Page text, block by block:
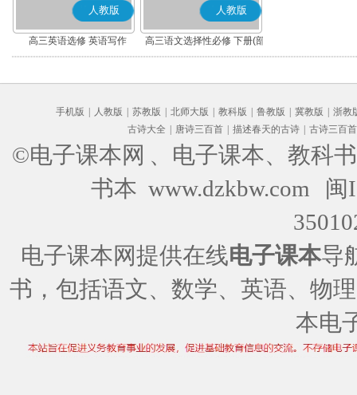
人教版
高三英语选修 英语写作
人教版
高三语文选择性必修 下册(部
编版)
手机版 人教版 苏教版 北师大版 教科版 鲁教版 冀教版
浙教
古诗大全
唐诗三百首 描述春天的古诗 古诗三百首
©电子课本网 、电子课本、教科
书本 www.dzkbw.com
闽
电子课本网提供在线电子课本导
书，包括语文、数学、英语、物
本电